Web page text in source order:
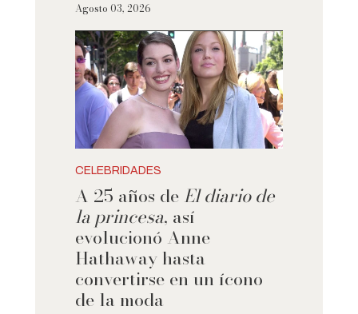
Agosto 03, 2026
CELEBRIDADES
A 25 años de El diario de
la princesa, así
evolucionó Anne
Hathaway hasta
convertirse en un ícono
de la moda